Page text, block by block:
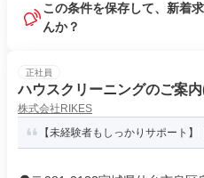
この条件を保存して、新着
んか？
正社員
ハウスクリーニングのご案
株式会社RIKES
【未経験者もしっかりサポート】